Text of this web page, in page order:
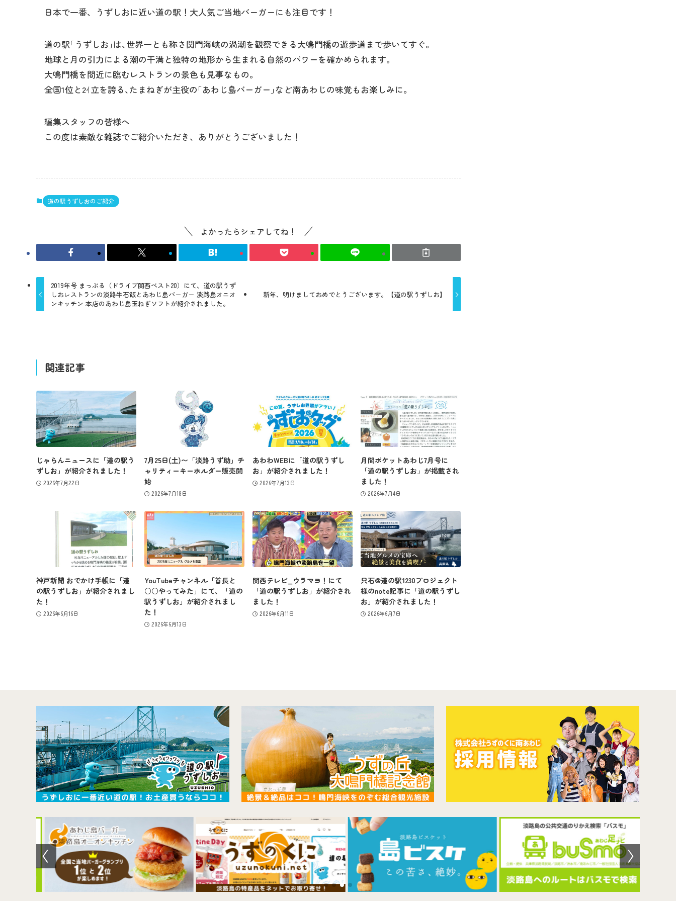
コンセプト
コンテンツ
アクセス
営業カレンダー
日本で一番、うずしおに近い道の駅！大人気ご当地バーガーにも注目です！
道の駅｢うずしお｣は､世界一とも称さ関門海峡の渦潮を観察できる大鳴門橋の遊歩道まで歩いてすぐ｡
地球と月の引力による潮の干満と独特の地形から生まれる自然のパワーを確かめられます。
大鳴門橋を間近に臨むレストランの景色も見事なもの｡
全国1位と2ｲ立を誇る､たまねぎが主役の｢あわじ島バーガー｣など南あわじの味覚もお楽しみに。
編集スタッフの皆様へ
この度は素敵な雑誌でご紹介いただき、ありがとうございました！
道の駅うずしおのご紹介
よかったらシェアしてね！
2019年号 まっぷる（ドライブ関西ベスト20）にて、道の駅うず
しおレストランの淡路牛石飯とあわじ島バーガー 淡路島オニオ
ンキッチン 本店のあわじ島玉ねぎソフトが紹介されました。
新年、明けましておめでとうございます。【道の駅うずしお】
関連記事
じゃらんニュースに「道の駅う
ずしお」が紹介されました！
2026年7月22日
7月25日(土)〜「淡路うず助」チ
ャリティーキーホルダー販売開
始
2026年7月18日
あわわWEBに「道の駅うずし
お」が紹介されました！
2026年7月13日
月間ポケットあわじ7月号に
「道の駅うずしお」が掲載され
ました！
2026年7月4日
神戸新聞 おでかけ手帳に「道
の駅うずしお」が紹介されまし
た！
2026年6月16日
YouTubeチャンネル「首長と
○○やってみた」にて、「道の
駅うずしお」が紹介されまし
た！
2026年6月13日
関西テレビ_ウラマヨ！にて
「道の駅うずしお」が紹介され
ました！
2026年6月11日
只石@道の駅1230プロジェクト
様のnote記事に「道の駅うずし
お」が紹介されました！
2026年6月7日